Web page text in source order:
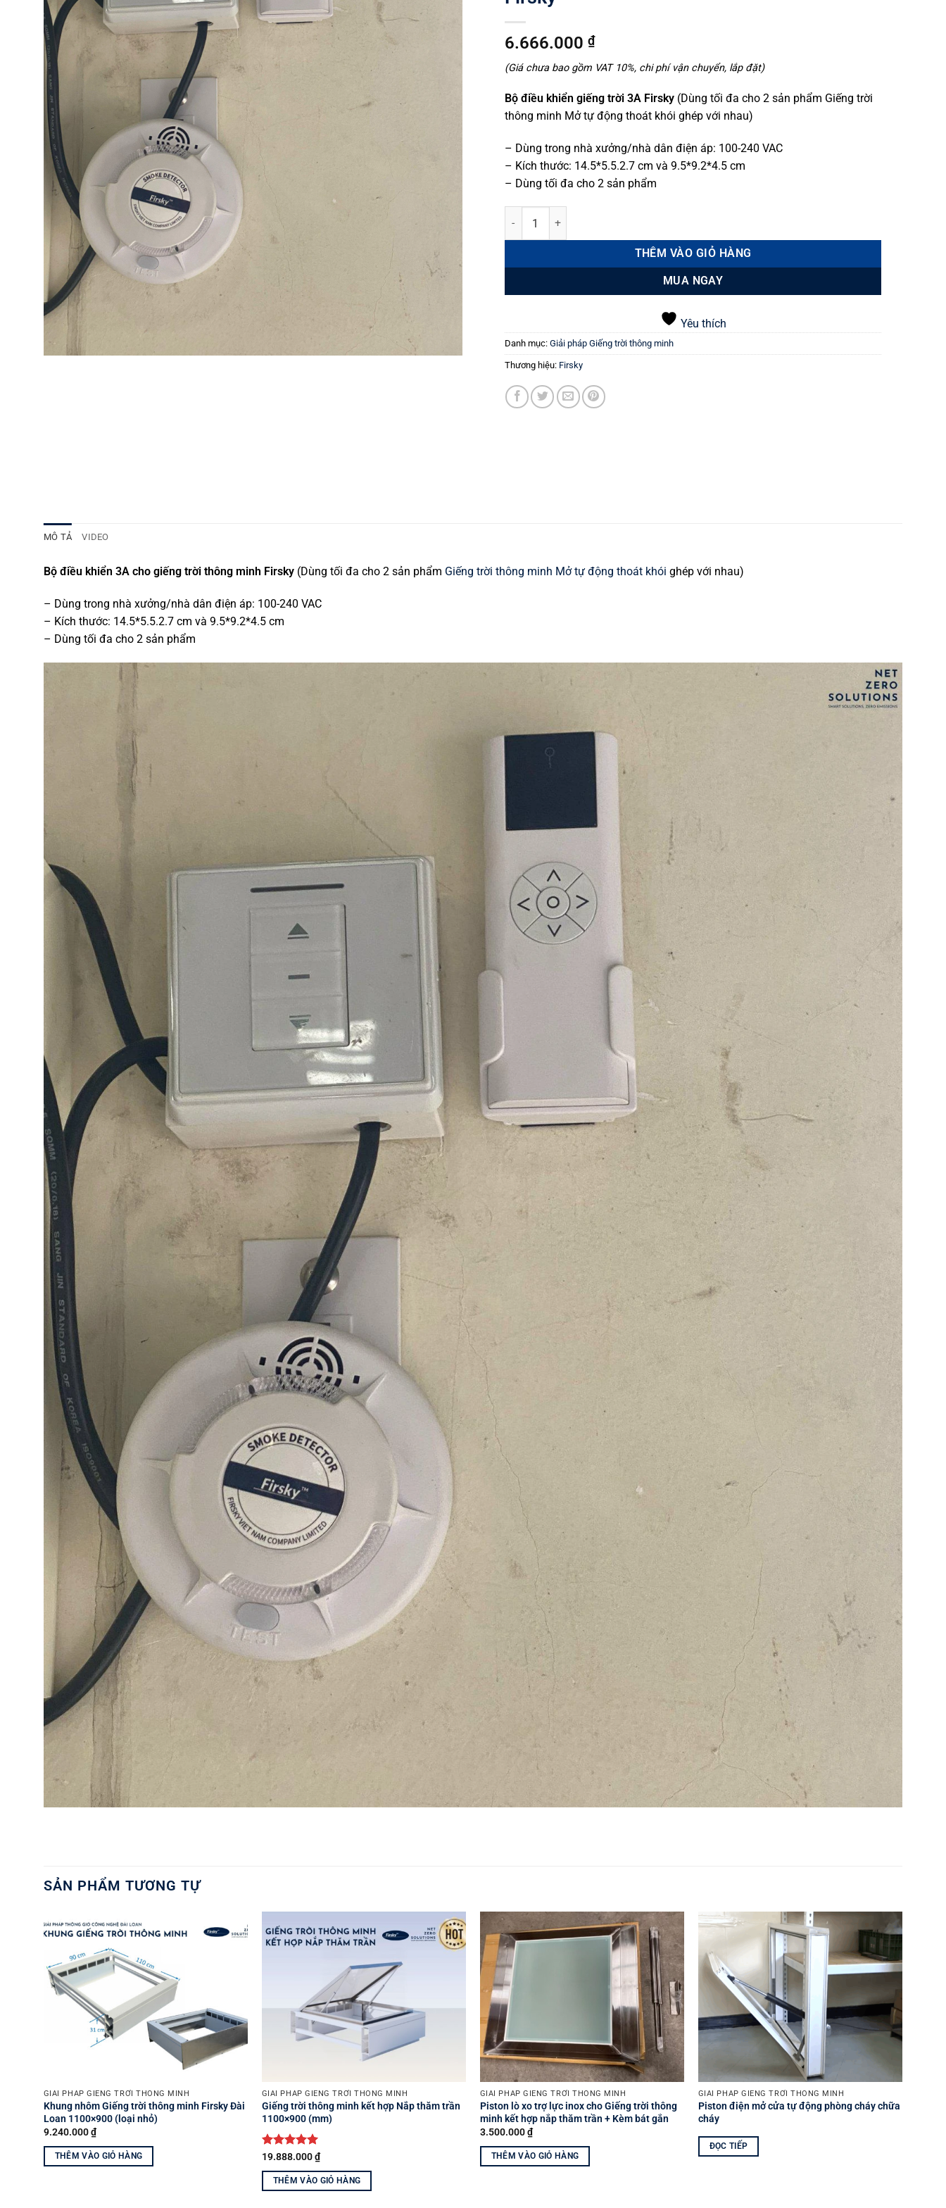
6.666.000 ₫
(Giá chưa bao gồm VAT 10%, chi phí vận chuyển, lắp đặt)
Bộ điều khiển giếng trời 3A Firsky (Dùng tối đa cho 2 sản phẩm Giếng trời
thông minh Mở tự động thoát khói ghép với nhau)
– Dùng trong nhà xưởng/nhà dân điện áp: 100-240 VAC
– Kích thước: 14.5*5.5.2.7 cm và 9.5*9.2*4.5 cm
– Dùng tối đa cho 2 sản phẩm
THÊM VÀO GIỎ HÀNG
MUA NGAY
Yêu thích
Danh mục: Giải pháp Giếng trời thông minh
Thương hiệu: Firsky
MÔ TẢ VIDEO
Bộ điều khiển 3A cho giếng trời thông minh Firsky (Dùng tối đa cho 2 sản phẩm Giếng trời thông minh Mở tự động thoát khói ghép với nhau)
– Dùng trong nhà xưởng/nhà dân điện áp: 100-240 VAC
– Kích thước: 14.5*5.5.2.7 cm và 9.5*9.2*4.5 cm
– Dùng tối đa cho 2 sản phẩm
SẢN PHẨM TƯƠNG TỰ
GIẢI PHÁP GIẾNG TRỜI THÔNG MINH
Khung nhôm Giếng trời thông minh Firsky Đài
Loan 1100×900 (loại nhỏ)
9.240.000₫
THÊM VÀO GIỎ HÀNG
Yêu
GIẢI PHÁP GIẾNG TRỜI THÔNG MINH
Giếng trời thông minh kết hợp Nắp thăm trần
1100×900 (mm)
Được xếp
sao
19.888.000₫
THÊM VÀO GIỎ HÀNG
Yêu
thích
GIẢI PHÁP GIẾNG TRỜI THÔNG MINH
Piston lò xo trợ lực inox cho Giếng trời thông
minh kết hợp nắp thăm trần + Kèm bát gắn
3.500.000₫
THÊM VÀO GIỎ HÀNG
thích
GIẢI PHÁP GIẾNG TRỜI THÔNG MINH
Piston điện mở cửa tự động phòng cháy chữa
cháy
ĐỌC TIẾP